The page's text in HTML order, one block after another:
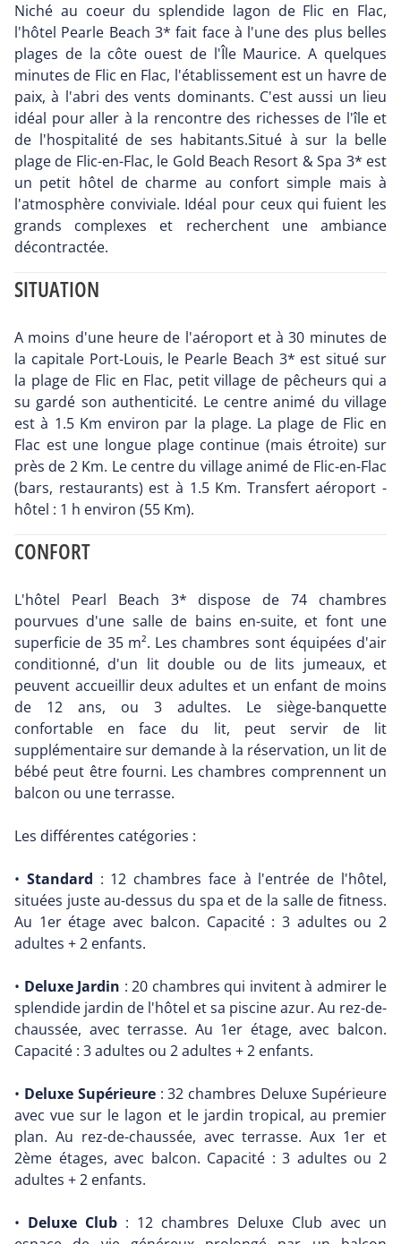
Niché au coeur du splendide lagon de Flic en Flac,
l'hôtel Pearle Beach 3* fait face à l'une des plus belles
plages de la côte ouest de l'Île Maurice. A quelques
minutes de Flic en Flac, l'établissement est un havre de
paix, à l'abri des vents dominants. C'est aussi un lieu
idéal pour aller à la rencontre des richesses de l'île et
de l'hospitalité de ses habitants.Situé à sur la belle
plage de Flic-en-Flac, le Gold Beach Resort & Spa 3* est
un petit hôtel de charme au confort simple mais à
l'atmosphère conviviale. Idéal pour ceux qui fuient les
grands complexes et recherchent une ambiance
décontractée.
SITUATION
A moins d'une heure de l'aéroport et à 30 minutes de
la capitale Port-Louis, le Pearle Beach 3* est situé sur
la plage de Flic en Flac, petit village de pêcheurs qui a
su gardé son authenticité. Le centre animé du village
est à 1.5 Km environ par la plage. La plage de Flic en
Flac est une longue plage continue (mais étroite) sur
près de 2 Km. Le centre du village animé de Flic-en-Flac
(bars, restaurants) est à 1.5 Km. Transfert aéroport -
hôtel : 1 h environ (55 Km).
CONFORT
L'hôtel Pearl Beach 3* dispose de 74 chambres
pourvues d'une salle de bains en-suite, et font une
superficie de 35 m². Les chambres sont équipées d'air
conditionné, d'un lit double ou de lits jumeaux, et
peuvent accueillir deux adultes et un enfant de moins
de 12 ans, ou 3 adultes. Le siège-banquette
confortable en face du lit, peut servir de lit
supplémentaire sur demande à la réservation, un lit de
bébé peut être fourni. Les chambres comprennent un
balcon ou une terrasse.
Les différentes catégories :
• Standard : 12 chambres face à l'entrée de l'hôtel,
situées juste au-dessus du spa et de la salle de fitness.
Au 1er étage avec balcon. Capacité : 3 adultes ou 2
adultes + 2 enfants.
• Deluxe Jardin : 20 chambres qui invitent à admirer le
splendide jardin de l'hôtel et sa piscine azur. Au rez-de-
chaussée, avec terrasse. Au 1er étage, avec balcon.
Capacité : 3 adultes ou 2 adultes + 2 enfants.
• Deluxe Supérieure: 32 chambres Deluxe Supérieure
avec vue sur le lagon et le jardin tropical, au premier
plan. Au rez-de-chaussée, avec terrasse. Aux 1er et
2ème étages, avec balcon. Capacité : 3 adultes ou 2
adultes + 2 enfants.
• Deluxe Club : 12 chambres Deluxe Club avec un